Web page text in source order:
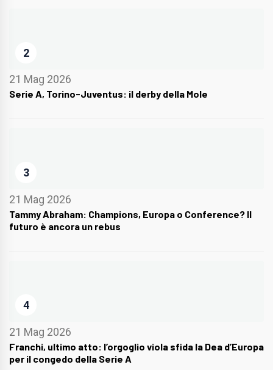
2
21 Mag 2026
Serie A, Torino-Juventus: il derby della Mole
3
21 Mag 2026
Tammy Abraham: Champions, Europa o Conference? Il
futuro è ancora un rebus
4
21 Mag 2026
Franchi, ultimo atto: l’orgoglio viola sfida la Dea d’Europa
per il congedo della Serie A